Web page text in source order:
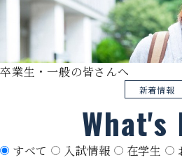
卒業生・一般の皆さんへ
新着情報
What's
すべて 入試情報 在学生